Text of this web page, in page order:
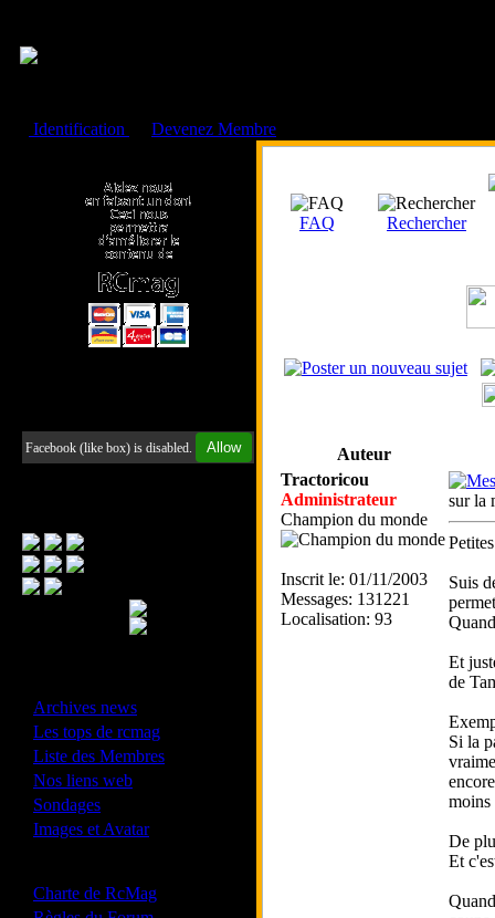
Identification
Devenez Membre
Facebook (like box) is disabled. Allow
Archives news
Les tops de rcmag
Liste des Membres
Nos liens web
Sondages
Images et Avatar
Charte de RcMag
FAQ Rechercher
Auteur
Tractoricou
Administrateur
Champion du monde
Inscrit le: 01/11/2003
Messages: 131221
Localisation: 93
sur la
Suis
Et
de
Si la
moins
De
Et